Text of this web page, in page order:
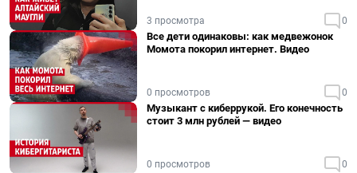
3 просмотра 0
Все дети одинаковы: как медвежонок
Момота покорил интернет. Видео
0 просмотров 0
Музыкант с киберрукой. Его конечность
стоит 3 млн рублей — видео
0 просмотров 0